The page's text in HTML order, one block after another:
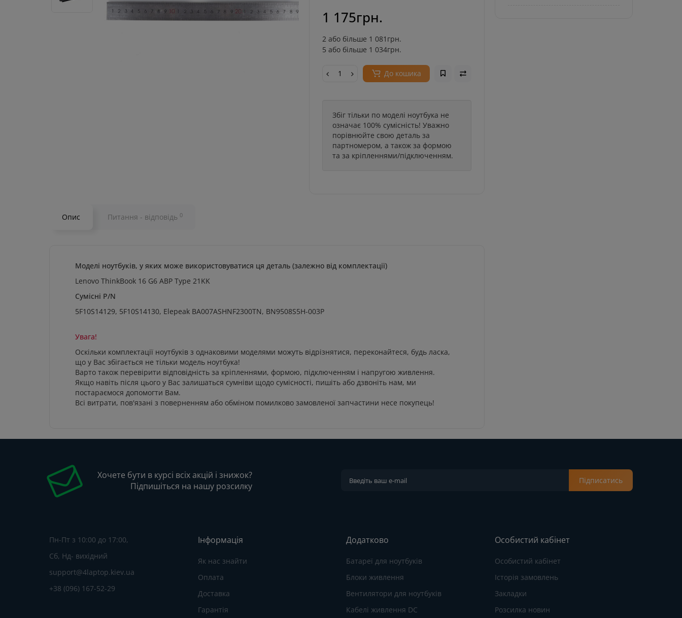
1 175грн.
2 або більше 1 081грн.
5 або більше 1 034грн.
До кошика
Збіг тільки по моделі ноутбука не
означає 100% сумісність! Уважно
порівнюйте свою деталь за
партномером, а також за формою
та за кріпленнями/підключенням.
Опис Питання - відповідь 0
Моделі ноутбуків, у яких може використовуватися ця деталь (залежно від комплектації)
Lenovo ThinkBook 16 G6 ABP Type 21KK
Сумісні P/N
5F10S14129, 5F10S14130, Elepeak BA007ASHNF2300TN, BN9508S5H-003P
Увага!
Оскільки комплектації ноутбуків з однаковими моделями можуть відрізнятися, переконайтеся, будь ласка,
що у Вас збігається не тільки модель ноутбука!
Варто також перевірити відповідність за кріпленнями, формою, підключенням і напругою живлення.
Якщо навіть після цього у Вас залишаться сумніви щодо сумісності, пишіть або дзвоніть нам, ми
постараємося допомогти Вам.
Всі витрати, пов'язані з поверненням або обміном помилково замовленої запчастини несе покупець!
Хочете бути в курсі всіх акцій і знижок?
Підпишіться на нашу розсилку
Підписатись
Пн-Пт з 10:00 до 17:00,
Сб, Нд- вихідний
support@4laptop.kiev.ua
+38 (096) 167-52-29
Інформація
Як нас знайти
Оплата
Доставка
Гарантія
Додатково
Батареї для ноутбуків
Блоки живлення
Вентилятори для ноутбуків
Кабелі живлення DC
Особистий кабінет
Особистий кабінет
Історія замовлень
Закладки
Розсилка новин